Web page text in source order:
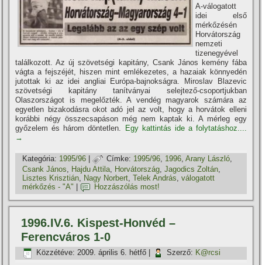
A-válogatott
idei első
mérkőzésén
Horvátország
nemzeti
tizenegyével
találkozott. Az új szövetségi kapitány, Csank János kemény fába
vágta a fejszéjét, hiszen mint emlékezetes, a hazaiak könnyedén
jutottak ki az idei angliai Európa-bajnokságra. Miroslav Blazevic
szövetségi kapitány taní­tványai selejtező-csoportjukban
Olaszországot is megelőzték. A vendég magyarok számára az
egyetlen bizakodásra okot adó jel az volt, hogy a horvátok elleni
korábbi négy összecsapáson még nem kaptak ki. A mérleg egy
győzelem és három döntetlen.
Egy kattintás ide a folytatáshoz....
→
Kategória: 1995/96 | Címke: 1995/96, 1996,Arany László,
Csank János, Hajdu Attila, Horvátország,Jagodics Zoltán,
Lisztes Krisztián, Nagy Norbert,Telek András,válogatott
mérkőzés - "A"
Hozzászólás most!
1996.IV.6. Kispest-Honvéd –
Ferencváros 1-0
Közzétéve: 2009. április 6. hétfő Szerző: K@rcsi